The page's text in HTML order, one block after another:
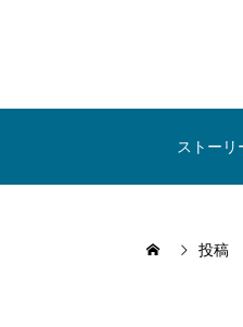
ストーリ
投稿